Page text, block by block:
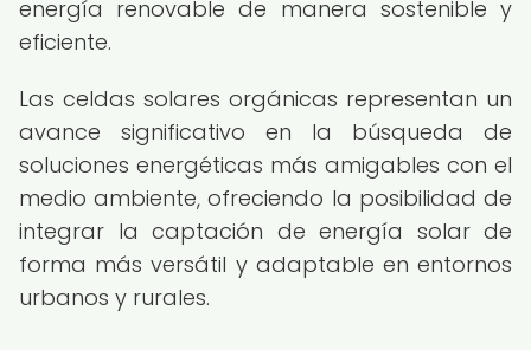
energía renovable de manera sostenible y
eficiente.
Las celdas solares orgánicas representan un
avance significativo en la búsqueda de
soluciones energéticas más amigables con el
medio ambiente, ofreciendo la posibilidad de
integrar la captación de energía solar de
forma más versátil y adaptable en entornos
urbanos y rurales.